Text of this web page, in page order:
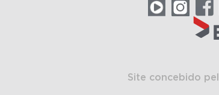
Site concebido